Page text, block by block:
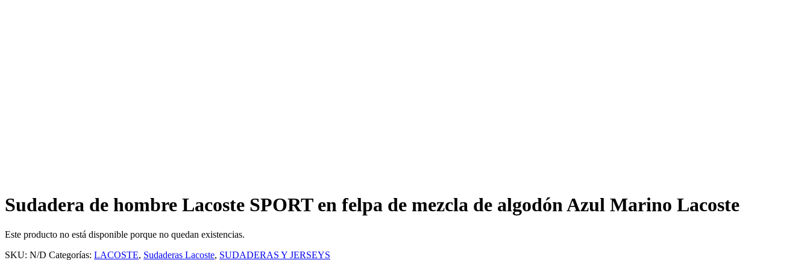
Sudadera de hombre Lacoste SPORT en felpa de mezcla de algodón Azul Marino Lacoste
Este producto no está disponible porque no quedan existencias.
SKU: N/D Categorías: LACOSTE, Sudaderas Lacoste, SUDADERAS Y JERSEYS